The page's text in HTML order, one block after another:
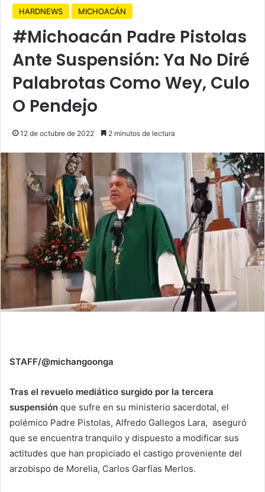
HARDNEWS MICHOACÁN
#Michoacán Padre Pistolas
Ante Suspensión: Ya No Diré
Palabrotas Como Wey, Culo
O Pendejo
12 de octubre de 2022 2 minutos de lectura
STAFF/@michangoonga
Tras el revuelo mediático surgido por la tercera
suspensión que sufre en su ministerio sacerdotal, el
polémico Padre Pistolas, Alfredo Gallegos Lara, aseguró
que se encuentra tranquilo y dispuesto a modificar sus
actitudes que han propiciado el castigo proveniente del
arzobispo de Morelia, Carlos Garfías Merlos.